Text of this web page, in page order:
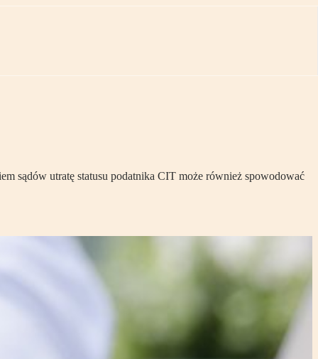
sądów utratę statusu podatnika CIT może również spowodować